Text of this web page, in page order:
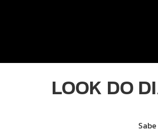
LOOK DO